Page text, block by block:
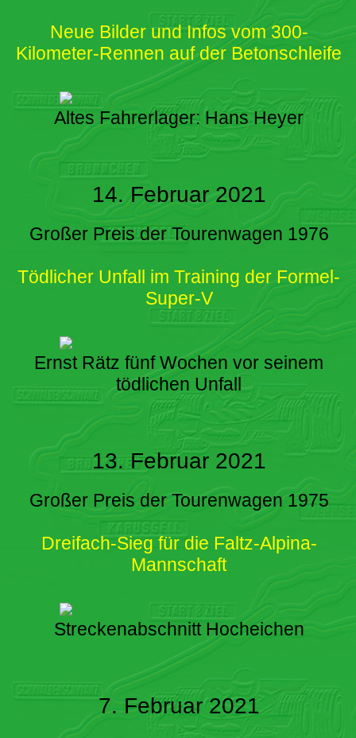
Neue Bilder und Infos vom 300-
Kilometer-Rennen auf der Betonschleife
Altes Fahrerlager: Hans Heyer
14. Februar 2021
Großer Preis der Tourenwagen 1976
Tödlicher Unfall im Training der Formel-
Super-V
Ernst Rätz fünf Wochen vor seinem
tödlichen Unfall
13. Februar 2021
Großer Preis der Tourenwagen 1975
Dreifach-Sieg für die Faltz-Alpina-
Mannschaft
Streckenabschnitt Hocheichen
7. Februar 2021